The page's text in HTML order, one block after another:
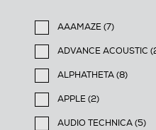
AAAMAZE (7)
Filtra per Marca:
ADVANCE ACOUSTIC
Filtra per Marca:
ALPHATHETA (8)
Filtra per Marca:
APPLE (2)
Filtra per Marca: APPLE
AUDIO TECHNICA (5)